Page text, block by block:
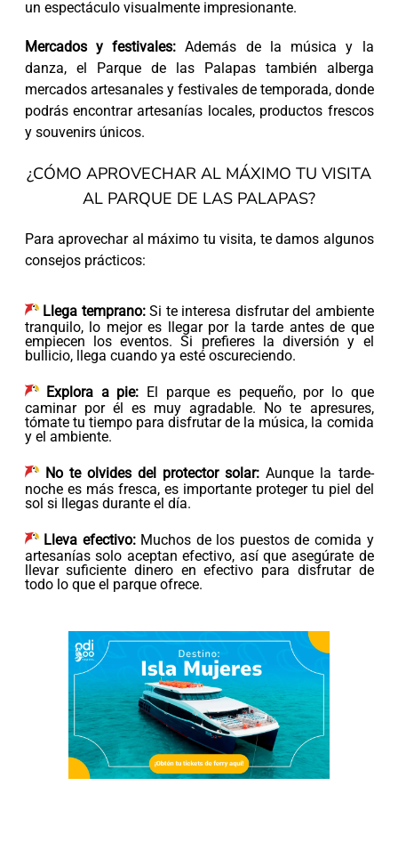
un espectáculo visualmente impresionante.
Mercados y festivales: Además de la música y la
danza, el Parque de las Palapas también alberga
mercados artesanales y festivales de temporada, donde
podrás encontrar artesanías locales, productos frescos
y souvenirs únicos.
¿CÓMO APROVECHAR AL MÁXIMO TU VISITA
AL PARQUE DE LAS PALAPAS?
Para aprovechar al máximo tu visita, te damos algunos
consejos prácticos:
Llega temprano:Si te interesa disfrutar del ambiente
tranquilo, lo mejor es llegar por la tarde antes de que
empiecen los eventos. Si prefieres la diversión y el
bullicio, llega cuando ya esté oscureciendo.
Explora a pie: El parque es pequeño, por lo que
caminar por él es muy agradable. No te apresures,
tómate tu tiempo para disfrutar de la música, la comida
y el ambiente.
No te olvides del protector solar: Aunque la tarde-
noche es más fresca, es importante proteger tu piel del
sol si llegas durante el día.
Lleva efectivo:Muchos de los puestos de comida y
artesanías solo aceptan efectivo, así que asegúrate de
llevar suficiente dinero en efectivo para disfrutar de
todo lo que el parque ofrece.